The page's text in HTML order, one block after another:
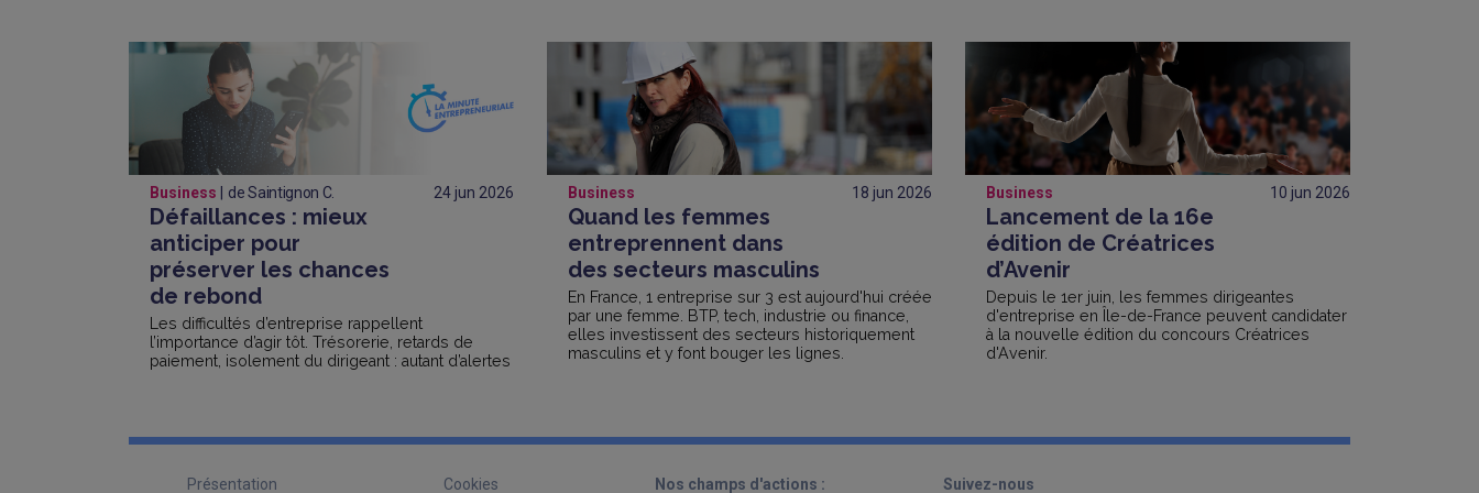
Business de Saintignon C. 24 jun 2026
Défaillances : mieux
anticiper pour
préserver les chances
de rebond
Les difficultés d’entreprise rappellent
l’importance d’agir tôt. Trésorerie, retards de
paiement, isolement du dirigeant : autant d’alertes
Business 18 jun 2026
Quand les femmes
entreprennent dans
des secteurs masculins
En France, 1 entreprise sur 3 est aujourd'hui créée
par une femme. BTP, tech, industrie ou finance,
elles investissent des secteurs historiquement
masculins et y font bouger les lignes.
Business 10 jun 2026
Lancement de la 16e
édition de Créatrices
d’Avenir
Depuis le 1er juin, les femmes dirigeantes
d'entreprise en Île-de-France peuvent candidater
à la nouvelle édition du concours Créatrices
d'Avenir.
Présentation Cookies Nos champs d'actions : Suivez-nous